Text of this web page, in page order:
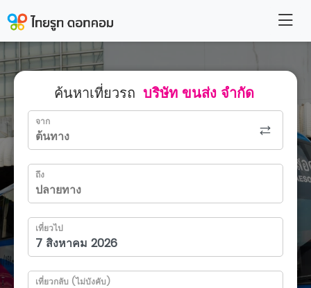
ค้นหาเที่ยวรถ บริษัท ขนส่ง จำกัด
จาก
ถึง
เที่ยวไป
เที่ยวกลับ (ไม่บังคับ)